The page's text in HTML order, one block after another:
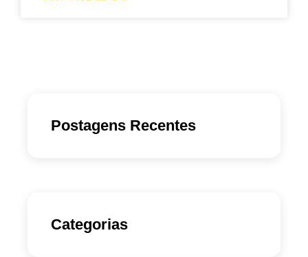
Postagens Recentes
Categorias